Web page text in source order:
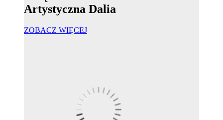
Artystyczna Dalia
ZOBACZ WIĘCEJ